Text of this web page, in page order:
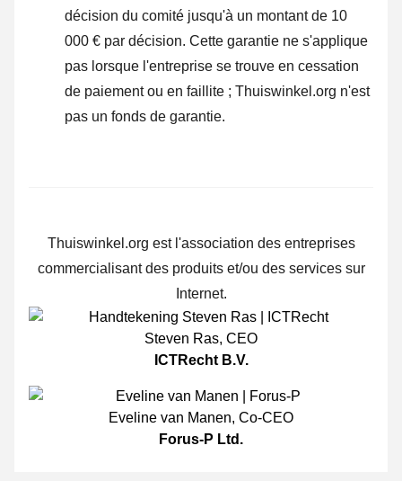
décision du comité jusqu'à un montant de 10
000 € par décision. Cette garantie ne s'applique
pas lorsque l'entreprise se trouve en cessation
de paiement ou en faillite ; Thuiswinkel.org n'est
pas un fonds de garantie.
Thuiswinkel.org est l'association des entreprises
commercialisant des produits et/ou des services sur
Internet.
Steven Ras, CEO
ICTRecht B.V.
Eveline van Manen, Co-CEO
Forus-P Ltd.